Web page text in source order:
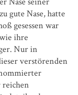
gute Nase, hatte
gesessen war
ihre
Nur in
verstörenden